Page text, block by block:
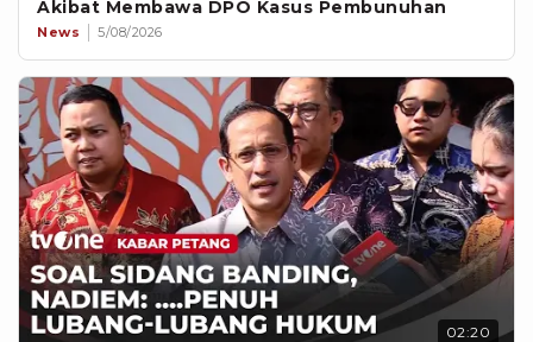
Akibat Membawa DPO Kasus Pembunuhan
News 5/08/2026
02:20